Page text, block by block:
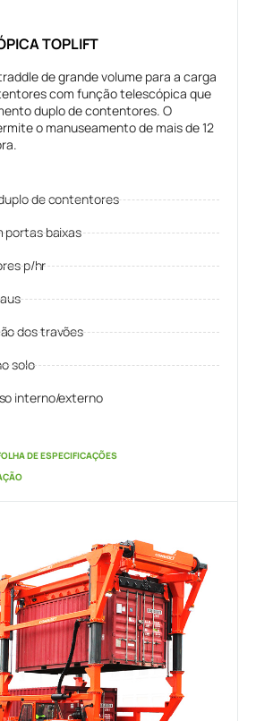
TOPLIFT
de grande volume para a carga
com função telescópica que
duplo de contentores. O
o manuseamento de mais de 12
de contentores
portas baixas
p/hr
dos travões
solo
interno/externo
DE ESPECIFICAÇÕES